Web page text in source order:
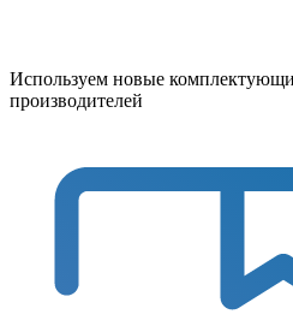
Используем новые
производителей